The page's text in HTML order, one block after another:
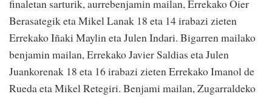
finaletan sarturik, aurrebenjamin mailan, Errekako Oier
Berasategik eta Mikel Lanak 18 eta 14 irabazi zieten
Errekako Iñaki Maylin eta Julen Indari. Bigarren mailako
benjamin mailan, Errekako Javier Saldias eta Julen
Juankorenak 18 eta 16 irabazi zieten Errekako Imanol de
Rueda eta Mikel Retegiri. Benjami mailan, Zugarraldeko